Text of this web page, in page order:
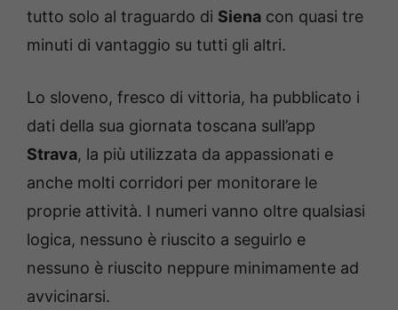
tutto solo al traguardo di Siena con quasi tre
minuti di vantaggio su tutti gli altri.
Lo sloveno, fresco di vittoria, ha pubblicato i
dati della sua giornata toscana sull’app
Strava, la più utilizzata da appassionati e
anche molti corridori per monitorare le
proprie attività. I numeri vanno oltre qualsiasi
logica, nessuno è riuscito a seguirlo e
nessuno è riuscito neppure minimamente ad
avvicinarsi.